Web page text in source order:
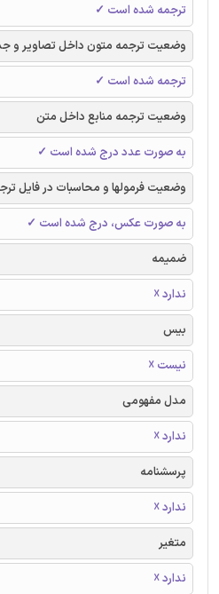
ترجمه شده است ✓
وضعیت ترجمه متون داخل تصاویر و
ترجمه شده است ✓
وضعیت ترجمه منابع داخل متن
به صورت عدد درج شده است ✓
وضعیت فرمولها و محاسبات در فایل
به صورت عکس، درج شده است ✓
ضمیمه
ندارد ☓
بیس
نیست ☓
مدل مفهومی
ندارد ☓
پرسشنامه
ندارد ☓
متغیر
ندارد ☓